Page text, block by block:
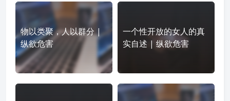
物以类聚，人以群分 |
纵欲危害
一个性开放的女人的真
实自述 | 纵欲危害